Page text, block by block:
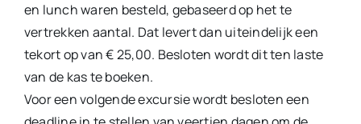
en lunch waren besteld, gebaseerd op het te
vertrekken aantal. Dat levert dan uiteindelijk een
tekort op van € 25,00. Besloten wordt dit ten laste
van de kas te boeken.
Voor een volgende excursie wordt besloten een